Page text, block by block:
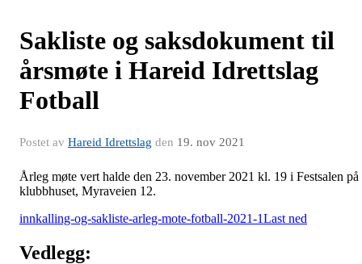
Sakliste og saksdokument til
årsmøte i Hareid Idrettslag
Fotball
Postet av Hareid Idrettslag den 19. nov 2021
Årleg møte vert halde den 23. november 2021 kl. 19 i Festsalen på
klubbhuset, Myraveien 12.
innkalling-og-sakliste-arleg-mote-fotball-2021-1Last ned
Vedlegg: